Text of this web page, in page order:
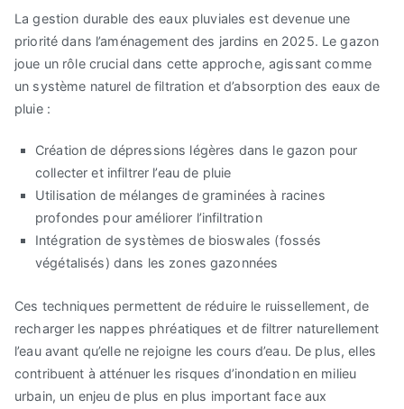
La gestion durable des eaux pluviales est devenue une
priorité dans l’aménagement des jardins en 2025. Le gazon
joue un rôle crucial dans cette approche, agissant comme
un système naturel de filtration et d’absorption des eaux de
pluie :
Création de dépressions légères dans le gazon pour
collecter et infiltrer l’eau de pluie
Utilisation de mélanges de graminées à racines
profondes pour améliorer l’infiltration
Intégration de systèmes de bioswales (fossés
végétalisés) dans les zones gazonnées
Ces techniques permettent de réduire le ruissellement, de
recharger les nappes phréatiques et de filtrer naturellement
l’eau avant qu’elle ne rejoigne les cours d’eau. De plus, elles
contribuent à atténuer les risques d’inondation en milieu
urbain, un enjeu de plus en plus important face aux